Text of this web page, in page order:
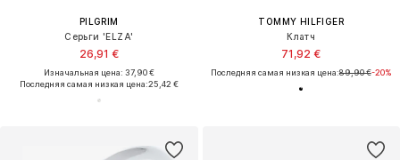
PILGRIM
Серьги 'ELZA'
26,91 €
Изначальная цена: 37,90 €
Последняя самая низкая цена:25,42 €
TOMMY HILFIGER
Клатч
71,92 €
Последняя самая низкая цена:89,90 €-20%